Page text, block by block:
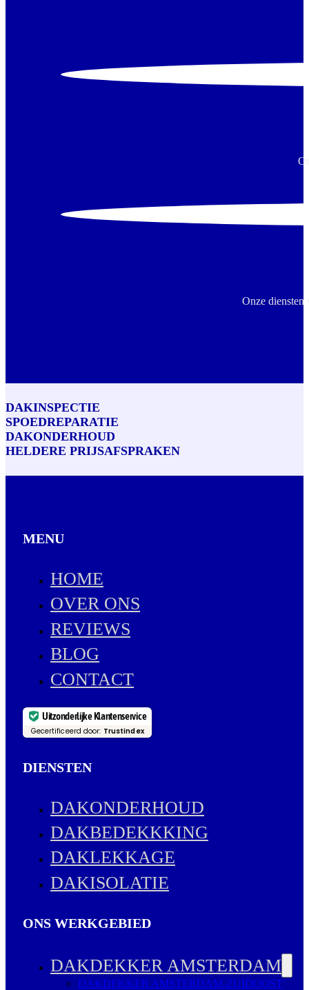
Onze diensten
DAKINSPECTIE
SPOEDREPARATIE
DAKONDERHOUD
HELDERE PRIJSAFSPRAKEN
MENU
HOME
OVER ONS
REVIEWS
BLOG
CONTACT
Uitzonderlijke Klantenservice
Gecertificeerd door: Trustindex
DIENSTEN
DAKONDERHOUD
DAKBEDEKKKING
DAKLEKKAGE
DAKISOLATIE
ONS WERKGEBIED
DAKDEKKER AMSTERDAM
DAKDEKKER AMSTERDAM-ZUIDOOST